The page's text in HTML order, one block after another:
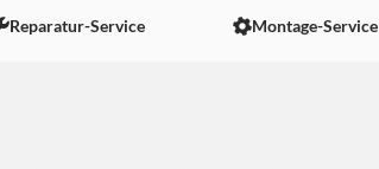
Reparatur-Service Montage-Service